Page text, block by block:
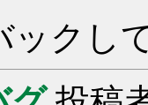
ックし